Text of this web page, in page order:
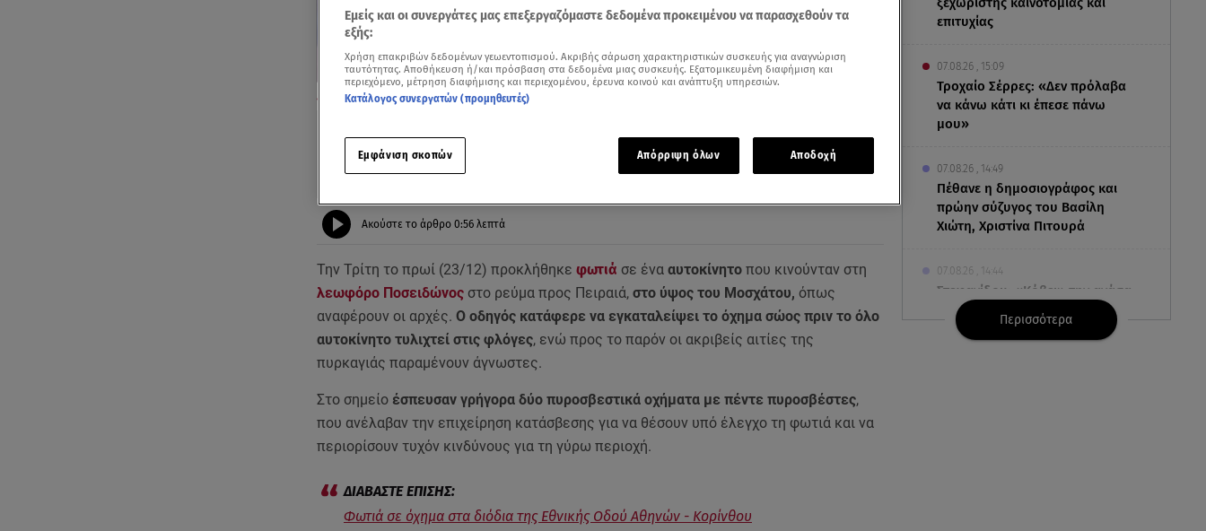
επιτυχίας
07.08.26 , 15:09
Τροχαίο Σέρρες: «Δεν πρόλαβα
να κάνω κάτι κι έπεσε πάνω
μου»
07.08.26 , 14:49
Πέθανε η δημοσιογράφος και
πρώην σύζυγος του Βασίλη
Χιώτη, Χριστίνα Πιτουρά
07.08.26 , 14:44
Στεφανίδου: «Κόβει» την ανάσα
με το σώμα της - Οι πόζες με
μαγιό
Περισσότερα
Φωτιά σε αυτοκίνητο στην παραλιακή / SKAI
Add star.gr on Google
Ακούστε το άρθρο 0:56λεπτά
Την Τρίτη το πρωί (23/12) προκλήθηκε φωτιά σε ένα αυτοκίνητο που κινούνταν στη
λεωφόρο Ποσειδώνοςστο ρεύμα προς Πειραιά, στο ύψος του Μοσχάτου, όπως
αναφέρουν οι αρχές. Ο οδηγός κατάφερε να εγκαταλείψει το όχημα σώος πριν το όλο
αυτοκίνητο τυλιχτεί στις φλόγες, ενώ προς το παρόν οι ακριβείς αιτίες της
πυρκαγιάς παραμένουν άγνωστες.
Στο σημείο έσπευσαν γρήγορα δύο πυροσβεστικά οχήματα με πέντε πυροσβέστες,
που ανέλαβαν την επιχείρηση κατάσβεσης για να θέσουν υπό έλεγχο τη φωτιά και να
περιορίσουν τυχόν κινδύνους για τη γύρω περιοχή.
Φωτιά σε όχημα στα διόδια της Εθνικής Οδού Αθηνών - Κορίνθου
Εμείς και οι συνεργάτες μας επεξεργαζόμαστε δεδομένα προκειμένου να παρασχεθούν τα
εξής:
Χρήση επακριβών δεδομένων γεωεντοπισμού. Ακριβής σάρωση χαρακτηριστικών συσκευής για αναγνώριση
ταυτότητας. Αποθήκευση ή/και πρόσβαση στα δεδομένα μιας συσκευής. Εξατομικευμένη διαφήμιση και
περιεχόμενο, μέτρηση διαφήμισης και περιεχομένου, έρευνα κοινού και ανάπτυξη υπηρεσιών.
Κατάλογος συνεργατών (προμηθευτές)
Εμφάνιση σκοπών Απόρριψη όλων Αποδοχή